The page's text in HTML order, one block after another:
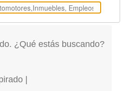
¿Qué estás buscando?
|